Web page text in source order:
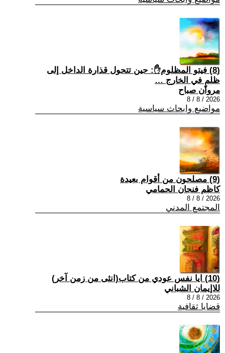
(8) فيتو المظلوم✋: حين تتحول قذارة الداخل إلى
ظلمٍ في الخارج …
مروان صباح
2026 / 8 / 8
مواضيع وابحاث سياسية
(9) مصلحون من أقوام بعيدة
كاظم فنجان الحمامي
2026 / 8 / 8
المجتمع المدني
(10) ايا نفس عودي من كتاب(انثى من زمن آخر)
للاإيمان الشباني
2026 / 8 / 8
قضايا ثقافية